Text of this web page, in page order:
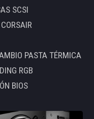
SCSI
PASTA TÉRMICA
RGB
BIOS